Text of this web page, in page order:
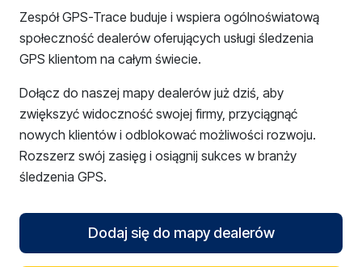
Zespół GPS-Trace buduje i wspiera ogólnoświatową
społeczność dealerów oferujących usługi śledzenia
GPS klientom na całym świecie.
Dołącz do naszej mapy dealerów już dziś, aby
zwiększyć widoczność swojej firmy, przyciągnąć
nowych klientów i odblokować możliwości rozwoju.
Rozszerz swój zasięg i osiągnij sukces w branży
śledzenia GPS.
Dodaj się do mapy dealerów